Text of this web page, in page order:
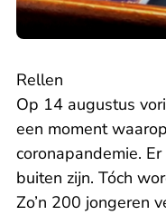
Rellen
Op 14 augustus
een moment
coronapandemie.
buiten zijn. Tóch
Zo’n 200 jongeren